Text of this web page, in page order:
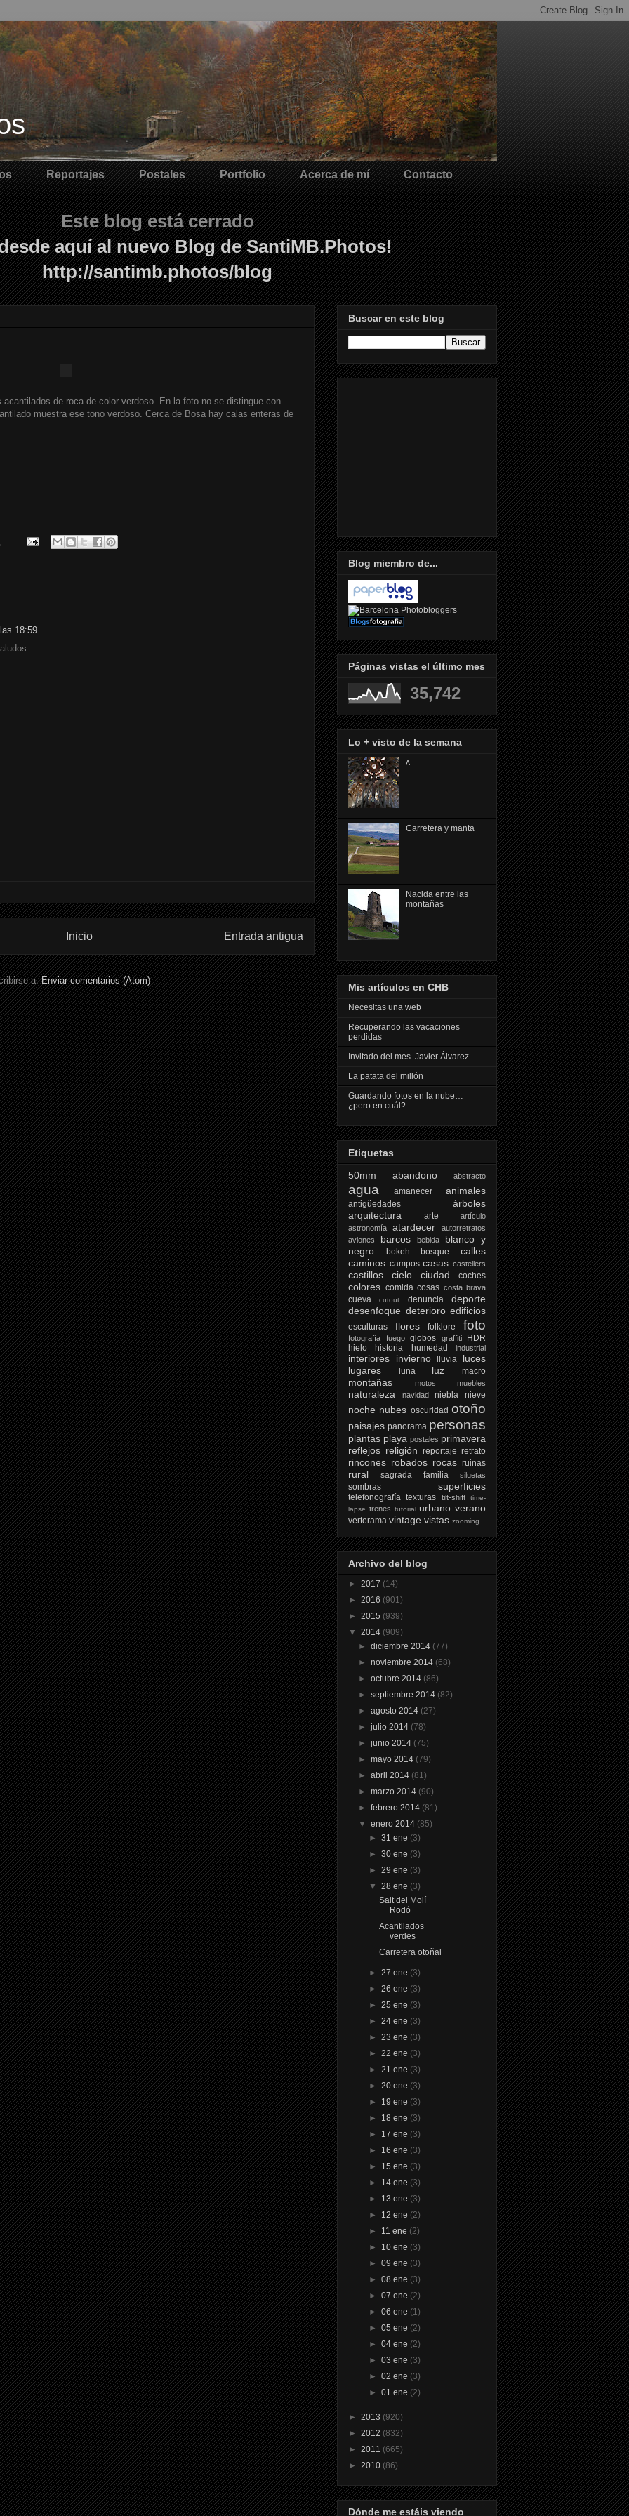
Reportajes Postales Portfolio Acerca de mí Contacto
Este blog está cerrado
aquí al nuevo Blog de SantiMB.Photos!
http://santimb.photos/blog
de roca de color verdoso. En la foto no se distingue con
muestra ese tono verdoso. Cerca de Bosa hay calas enteras de
18:59
Entrada antigua
Inicio
a:Enviar comentarios (Atom)
Buscar en este blog
Blog miembro de...
Páginas vistas el último mes
35,742
Lo + visto de la semana
ᴧ
Carretera y manta
Nacida entre las
montañas
Mis artículos en CHB
Necesitas una web
Recuperando las vacaciones
perdidas
Invitado del mes. Javier Álvarez.
La patata del millón
Guardando fotos en la nube…
¿pero en cuál?
Etiquetas
50mm
abandono abstracto
agua amanecer animales
antigüedades
árboles
arquitectura
arte
artículo
astronomía
atardecer
autorretratos
aviones
barcos bebida
blanco y
negro
bokeh bosque
calles
caminos campos casas castellers
castillos cielo ciudad coches
colores comida cosas costa brava
cueva cutout denuncia
deporte
desenfoque deterioro edificios
esculturas flores folklore foto
fotografía fuego globos graffiti
HDR
hielo
historia humedad industrial
interiores invierno lluvia
luces
lugares
luna luz macro
montañas motos muebles
naturaleza navidad niebla nieve
noche nubes oscuridad otoño
paisajes panorama personas
plantas playa postales primavera
reflejos religión reportaje retrato
rincones robados rocas ruinas
rural sagrada familia siluetas
sombras superficies
telefonografía texturas tilt-shift
time-
lapse trenes tutorial urbano verano
vertorama vintage vistas zooming
Archivo del blog
► 2017 (14)
► 2016 (901)
► 2015 (939)
▼ 2014 (909)
►diciembre 2014 (77)
►noviembre 2014 (68)
►octubre 2014 (86)
►septiembre 2014 (82)
►agosto 2014 (27)
►julio 2014 (78)
►junio 2014 (75)
►mayo 2014 (79)
►abril 2014 (81)
►marzo 2014 (90)
►febrero 2014 (81)
▼enero 2014 (85)
► 31 ene (3)
► 30 ene (3)
► 29 ene (3)
▼ 28 ene (3)
Salt del Molí
Rodó
Acantilados
verdes
Carretera otoñal
► 27 ene (3)
► 26 ene (3)
► 25 ene (3)
► 24 ene (3)
► 23 ene (3)
► 22 ene (3)
► 21 ene (3)
► 20 ene (3)
► 19 ene (3)
► 18 ene (3)
► 17 ene (3)
► 16 ene (3)
► 15 ene (3)
► 14 ene (3)
► 13 ene (3)
► 12 ene (2)
► 11 ene (2)
► 10 ene (3)
► 09 ene (3)
► 08 ene (3)
► 07 ene (2)
► 06 ene (1)
► 05 ene (2)
► 04 ene (2)
► 03 ene (3)
► 02 ene (3)
► 01 ene (2)
► 2013 (920)
► 2012 (832)
► 2011 (665)
► 2010 (86)
Dónde me estáis viendo